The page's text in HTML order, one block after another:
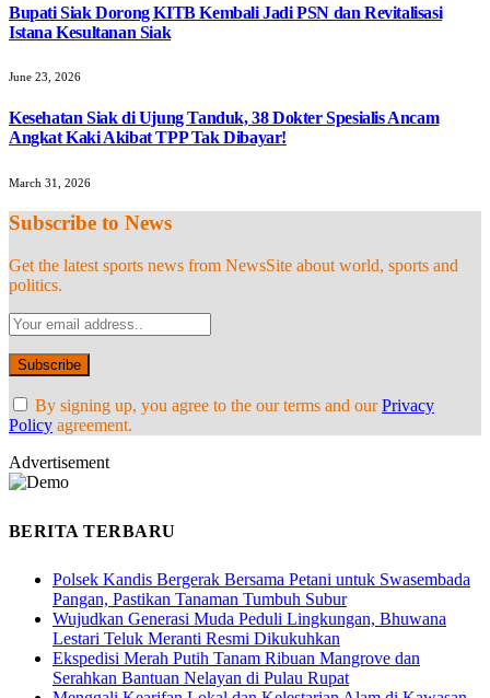
Bupati Siak Dorong KITB Kembali Jadi PSN dan Revitalisasi
Istana Kesultanan Siak
June 23, 2026
Kesehatan Siak di Ujung Tanduk, 38 Dokter Spesialis Ancam
Angkat Kaki Akibat TPP Tak Dibayar!
March 31, 2026
Subscribe to News
Get the latest sports news from NewsSite about world, sports and
politics.
By signing up, you agree to the our terms and ourPrivacy
Policy agreement.
Advertisement
BERITA TERBARU
Polsek Kandis Bergerak Bersama Petani untuk Swasembada
Pangan, Pastikan Tanaman Tumbuh Subur
Wujudkan Generasi Muda Peduli Lingkungan, Bhuwana
Lestari Teluk Meranti Resmi Dikukuhkan
Ekspedisi Merah Putih Tanam Ribuan Mangrove dan
Serahkan Bantuan Nelayan di Pulau Rupat